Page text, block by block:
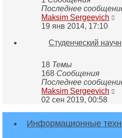
Последнее
Maksim Sergeevich
19 янв 2014, 17:10
Студенческий
18 Темы
168 Сообщения
Последнее
Maksim Sergeevich
02 сен 2019, 00:58
Информационные